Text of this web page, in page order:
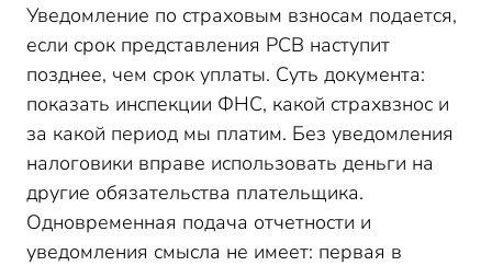
Уведомление по страховым взносам подается,
если срок представления РСВ наступит
позднее, чем срок уплаты. Суть документа:
показать инспекции ФНС, какой страхвзнос и
за какой период мы платим. Без уведомления
налоговики вправе использовать деньги на
другие обязательства плательщика.
Одновременная подача отчетности и
уведомления смысла не имеет: первая в